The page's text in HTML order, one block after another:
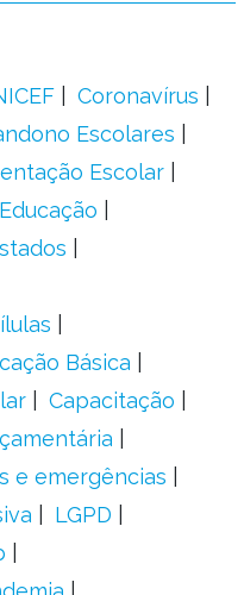
Coronavírus
Escolares
Escolar
Básica
Capacitação
e emergências
LGPD